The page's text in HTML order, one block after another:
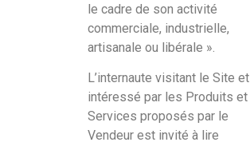
le cadre de son activité
commerciale, industrielle,
artisanale ou libérale ».
L’internaute visitant le Site et
intéressé par les Produits et
Services proposés par le
Vendeur est invité à lire